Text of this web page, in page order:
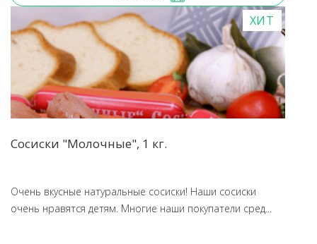
ХИТ
Сосиски "Молочные", 1 кг.
Очень вкусные натуральные сосиски! Наши сосиски
очень нравятся детям. Многие наши покупатели сред...